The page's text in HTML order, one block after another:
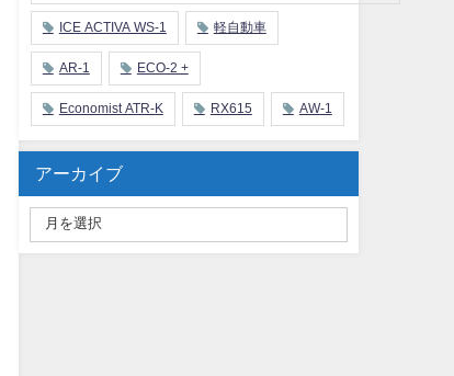
ICE ACTIVA WS-1 軽自動車
AR-1 ECO-2 +
Economist ATR-K RX615 AW-1
アーカイブ